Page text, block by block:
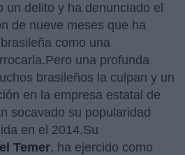
un delito y ha denunciado el
de nueve meses que ha
como una
una profunda
brasileños la culpan y un
en la empresa estatal de
socavado su popularidad
en el 2014.Su
Temer, ha ejercido como